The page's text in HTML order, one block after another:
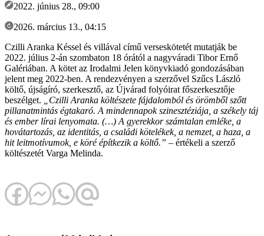
2022. június 28., 09:00
2026. március 13., 04:15
Czilli Aranka Késsel és villával című verseskötetét mutatják be
2022. július 2-án szombaton 18 órától a nagyváradi Tibor Ernő
Galériában. A kötet az Irodalmi Jelen könyvkiadó gondozásában
jelent meg 2022-ben. A rendezvényen a szerzővel Szűcs László
költő, újságíró, szerkesztő, az Újvárad folyóirat főszerkesztője
beszélget.
„Czilli Aranka költészete fájdalomból és örömből szőtt
pillanatmintás égtakaró. A mindennapok szinesztéziája, a székely táj
és ember lírai lenyomata. (…) A gyerekkor számtalan emléke, a
hovátartozás, az identitás, a családi kötelékek, a nemzet, a haza, a
hit leitmotívumok, e köré építkezik a költő.” – értékeli a szerző
költészetét Varga Melinda.